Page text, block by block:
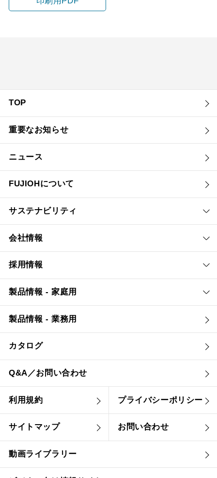
TOP
重要なお知らせ
ニュース
FUJIOHについて
サステナビリティ
会社情報
採用情報
製品情報 - 家庭用
製品情報 - 業務用
カタログ
Q&A／お問い合わせ
利用規約 プライバシーポリシー
サイトマップ お問い合わせ
動画ライブラリー